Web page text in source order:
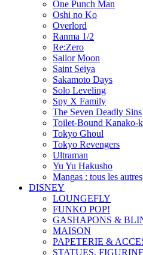
One Punch Man
Oshi no Ko
Overlord
Ranma 1/2
Re:Zero
Sailor Moon
Saint Seiya
Sakamoto Days
Solo Leveling
Spy X Family
The Seven Deadly Sins
Toilet-Bound Kanako-
Tokyo Ghoul
Tokyo Revengers
Ultraman
Yu Yu Hakusho
Mangas : tous les autres
DISNEY
LOUNGEFLY
FUNKO POP!
GASHAPONS &
MAISON
PAPETERIE &
STATUES,